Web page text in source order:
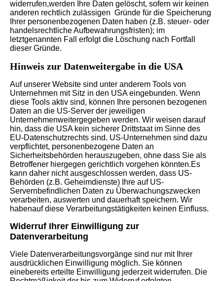
widerrufen,werden Ihre Daten gelöscht, sofern wir keinen
anderen rechtlich zulässigen Gründe für die Speicherung
Ihrer personenbezogenen Daten haben (z.B. steuer- oder
handelsrechtliche Aufbewahrungsfristen); im
letztgenannten Fall erfolgt die Löschung nach Fortfall
dieser Gründe.
Hinweis zur Datenweitergabe in die USA
Auf unserer Website sind unter anderem Tools von
Unternehmen mit Sitz in den USA eingebunden. Wenn
diese Tools aktiv sind, können Ihre personen bezogenen
Daten an die US-Server der jeweiligen
Unternehmenweitergegeben werden. Wir weisen darauf
hin, dass die USA kein sicherer Drittstaat im Sinne des
EU-Datenschutzrechts sind. US-Unternehmen sind dazu
verpflichtet, personenbezogene Daten an
Sicherheitsbehörden herauszugeben, ohne dass Sie als
Betroffener hiergegen gerichtlich vorgehen könnten.Es
kann daher nicht ausgeschlossen werden, dass US-
Behörden (z.B. Geheimdienste) Ihre auf US-
Servernbefindlichen Daten zu Überwachungszwecken
verarbeiten, auswerten und dauerhaft speichern. Wir
habenauf diese Verarbeitungstätigkeiten keinen Einfluss.
Widerruf Ihrer Einwilligung zur
Datenverarbeitung
Viele Datenverarbeitungsvorgänge sind nur mit Ihrer
ausdrücklichen Einwilligung möglich. Sie können
einebereits erteilte Einwilligung jederzeit widerrufen. Die